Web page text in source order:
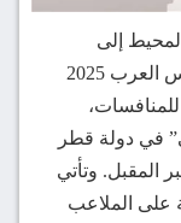
إلى
الخليج، أزاحت اللجنة المنظمة لبطولة كأس العرب 2025
في دولة قطر
من 1 وحتى 18 ديسمبر المقبل. وتأتي
على الملاعب